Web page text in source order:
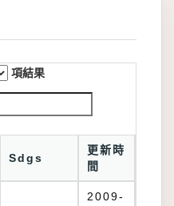
項結果
Sdgs
更新時
間
2009-